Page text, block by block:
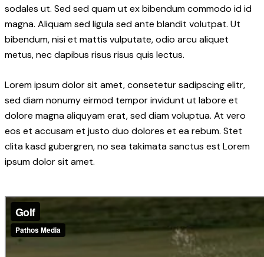
sodales ut. Sed sed quam ut ex bibendum commodo id id
magna. Aliquam sed ligula sed ante blandit volutpat. Ut
bibendum, nisi et mattis vulputate, odio arcu aliquet
metus, nec dapibus risus risus quis lectus.
Lorem ipsum dolor sit amet, consetetur sadipscing elitr,
sed diam nonumy eirmod tempor invidunt ut labore et
dolore magna aliquyam erat, sed diam voluptua. At vero
eos et accusam et justo duo dolores et ea rebum. Stet
clita kasd gubergren, no sea takimata sanctus est Lorem
ipsum dolor sit amet.